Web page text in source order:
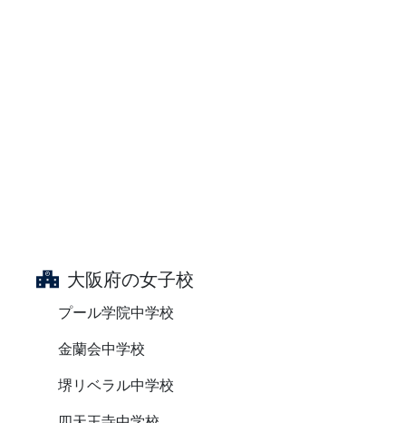
大阪府の女子校
プール学院中学校
金蘭会中学校
堺リベラル中学校